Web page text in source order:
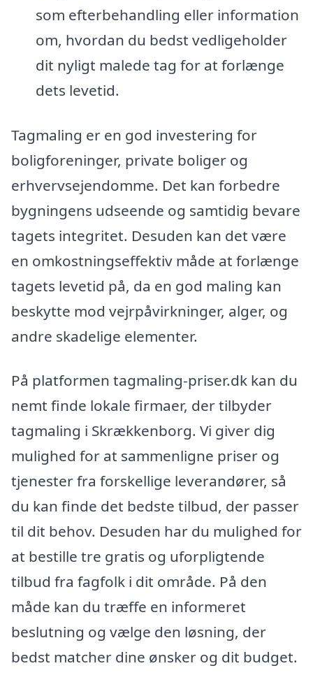
som efterbehandling eller information
om, hvordan du bedst vedligeholder
dit nyligt malede tag for at forlænge
dets levetid.
Tagmaling er en god investering for
boligforeninger, private boliger og
erhvervsejendomme. Det kan forbedre
bygningens udseende og samtidig bevare
tagets integritet. Desuden kan det være
en omkostningseffektiv måde at forlænge
tagets levetid på, da en god maling kan
beskytte mod vejrpåvirkninger, alger, og
andre skadelige elementer.
På platformen tagmaling-priser.dk kan du
nemt finde lokale firmaer, der tilbyder
tagmaling i Skrækkenborg. Vi giver dig
mulighed for at sammenligne priser og
tjenester fra forskellige leverandører, så
du kan finde det bedste tilbud, der passer
til dit behov. Desuden har du mulighed for
at bestille tre gratis og uforpligtende
tilbud fra fagfolk i dit område. På den
måde kan du træffe en informeret
beslutning og vælge den løsning, der
bedst matcher dine ønsker og dit budget.